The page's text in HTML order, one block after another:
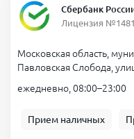
Сбербанк
Лицензия №1481
Московская область,
Павловская Слобода,
ежедневно, 08:00–23:00
Прием наличных